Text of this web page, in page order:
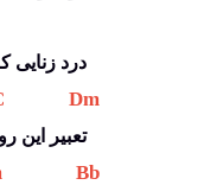
درد زنایی
Dm
تعبیر این
Bb